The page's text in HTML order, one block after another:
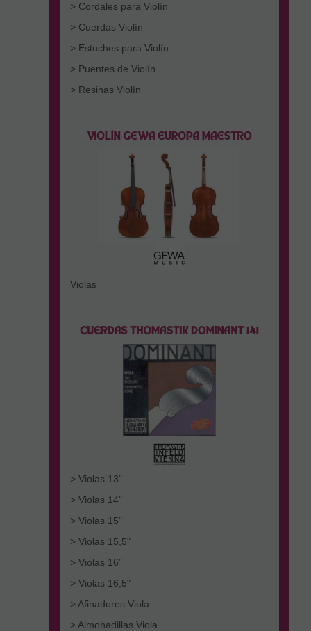
> Cordales para Violín
> Cuerdas Violín
> Estuches para Violín
> Puentes de Violín
> Resinas Violín
Violas
> Violas 13"
> Violas 14"
> Violas 15"
> Violas 15,5"
> Violas 16"
> Violas 16,5"
> Afinadores Viola
> Almohadillas Viola